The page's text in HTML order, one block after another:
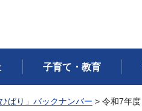
子育て・教育
ばり」バックナンバー > 令和7年度